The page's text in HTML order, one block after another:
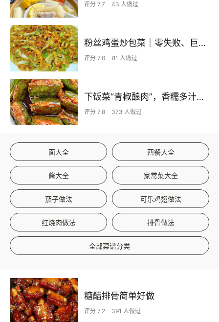
评分 7.7 43 人做过
粉丝鸡蛋炒包菜｜零失败、巨下饭
评分 7.0 81 人做过
下饭菜“青椒酿肉”，香糯多汁鲜嫩下饭
评分 7.8 373 人做过
面大全 西餐大全
酱大全 家常菜大全
茄子做法 可乐鸡翅做法
红烧肉做法 排骨做法
全部菜谱分类
糖醋排骨简单好做
评分 7.2 391 人做过